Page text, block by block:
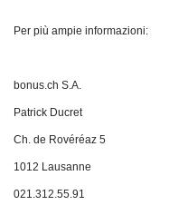
Per più ampie informazioni:
bonus.ch S.A.
Patrick Ducret
Ch. de Rovéréaz 5
1012 Lausanne
021.312.55.91